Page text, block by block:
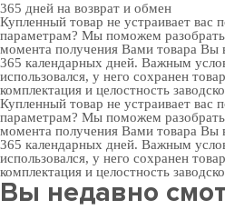
365 дней на возврат и обмен
Купленный товар не устраивает вас
параметрам? Мы поможем
момента получения Вами товара Вы
365 календарных дней. Важным
использовался, у него сохранен
комплектация и целостность
Купленный товар не устраивает вас
параметрам? Мы поможем
момента получения Вами товара Вы
365 календарных дней. Важным
использовался, у него сохранен
комплектация и целостность
Вы недавно